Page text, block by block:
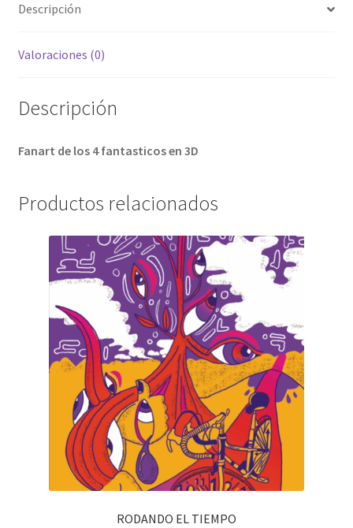
Descripción
Valoraciones (0)
Descripción
Fanart de los 4 fantasticos en 3D
Productos relacionados
RODANDO EL TIEMPO